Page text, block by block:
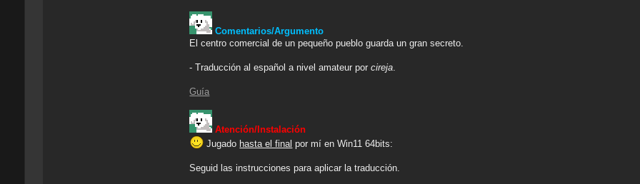
Comentarios/Argumento
El centro comercial de un pequeño pueblo guarda un gran secreto.
- Traducción al español a nivel amateur porcireja.
Guía
Atención/Instalación
Jugado hasta el final por mí en Win11 64bits:
Seguid las instrucciones para aplicar la traducción.